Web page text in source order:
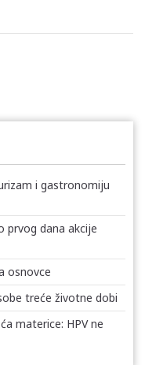
i gastronomiju
prvog dana akcije
osnovce
treće životne dobi
materice: HPV ne